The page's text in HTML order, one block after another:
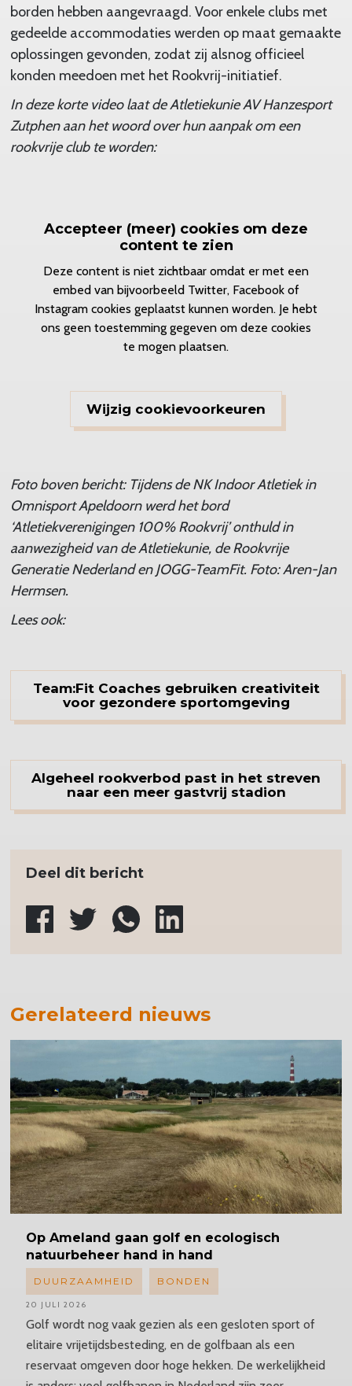
borden hebben aangevraagd. Voor enkele clubs met
gedeelde accommodaties werden op maat gemaakte
oplossingen gevonden, zodat zij alsnog officieel
konden meedoen met het Rookvrij-initiatief.
In deze korte video laat de Atletiekunie AV Hanzesport
Zutphen aan het woord over hun aanpak om een
rookvrije club te worden:
Accepteer (meer) cookies om deze
content te zien
Deze content is niet zichtbaar omdat er met een
embed van bijvoorbeeld Twitter, Facebook of
Instagram cookies geplaatst kunnen worden. Je hebt
ons geen toestemming gegeven om deze cookies
te mogen plaatsen.
Wijzig cookievoorkeuren
Foto boven bericht: Tijdens de NK Indoor Atletiek in
Omnisport Apeldoorn werd het bord
‘Atletiekverenigingen 100% Rookvrij’ onthuld in
aanwezigheid van de Atletiekunie, de Rookvrije
Generatie Nederland en JOGG-TeamFit. Foto: Aren-Jan
Hermsen.
Lees ook:
Team:Fit Coaches gebruiken creativiteit
voor gezondere sportomgeving
Algeheel rookverbod past in het streven
naar een meer gastvrij stadion
Deel dit bericht
Gerelateerd nieuws
Op Ameland gaan golf en ecologisch
natuurbeheer hand in hand
Golf wordt nog vaak gezien als een gesloten sport of
elitaire vrijetijdsbesteding, en de golfbaan als een
reservaat omgeven door hoge hekken. De werkelijkheid
DUURZAAMHEID BONDEN
20 JULI 2026